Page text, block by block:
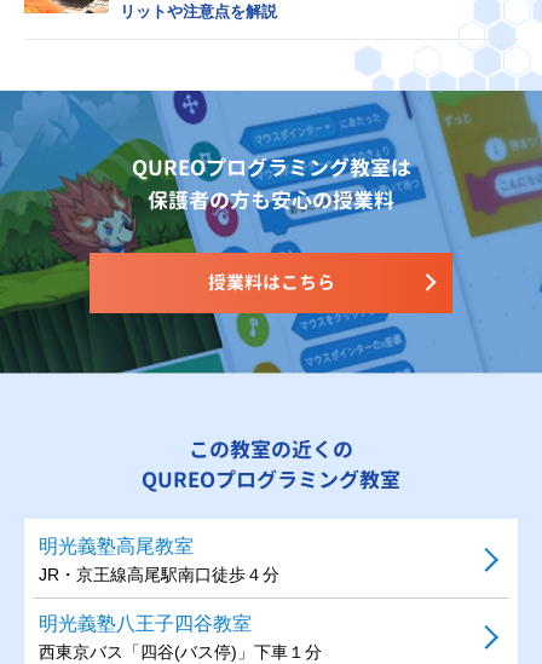
リットや注意点を解説
QUREOプログラミング教室は
保護者の方も安心の授業料
授業料はこちら
この教室の近くの
QUREOプログラミング教室
明光義塾高尾教室
JR・京王線高尾駅南口徒歩４分
明光義塾八王子四谷教室
西東京バス「四谷(バス停)」下車１分